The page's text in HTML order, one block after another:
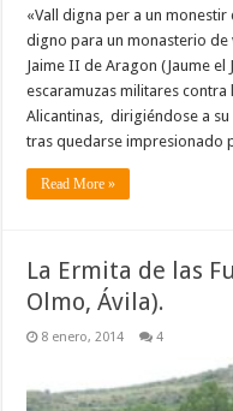
«Vall digna per a un monestir
digno para un monasterio de
Jaime II de Aragon (Jaume el
escaramuzas militares
Alicantinas, dirigiéndose a
tras quedarse impresionado
Read More »
La Ermita de las
Olmo, Ávila).
8 enero, 2014 4